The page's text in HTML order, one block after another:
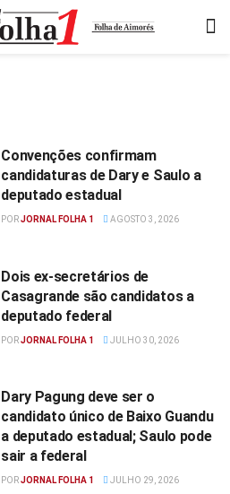
Convenções confirmam
candidaturas de Dary e Saulo a
deputado estadual
PORJORNAL FOLHA 1 AGOSTO 3, 2026
Dois ex-secretários de
Casagrande são candidatos a
deputado federal
PORJORNAL FOLHA 1 JULHO 30, 2026
Dary Pagung deve ser o
candidato único de Baixo Guandu
a deputado estadual; Saulo pode
sair a federal
PORJORNAL FOLHA 1 JULHO 29, 2026